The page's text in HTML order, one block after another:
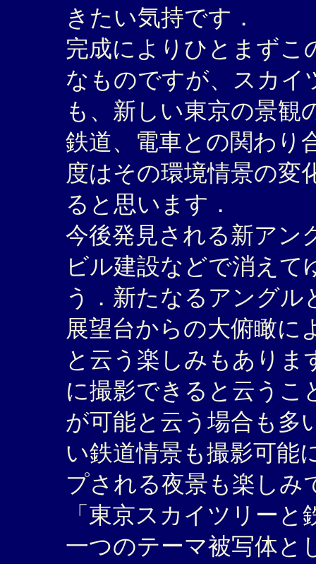
きたい気持です．
完成によりひとまずこ
なものですが、スカイ
も、新しい東京の景観
鉄道、電車との関わり
度はその環境情景の変
ると思います．
今後発見される新アン
ビル建設などで消え
う．新たなるアングル
展望台からの大俯瞰に
と云う楽しみもありま
に撮影できると云うこ
が可能と云う場合も多
い鉄道情景も撮影可能
プされる夜景も楽しみ
「東京スカイツリー
一つのテーマ被写体と